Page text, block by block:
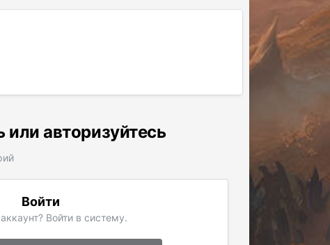
авторизуйтесь
Войти
Войти в систему.